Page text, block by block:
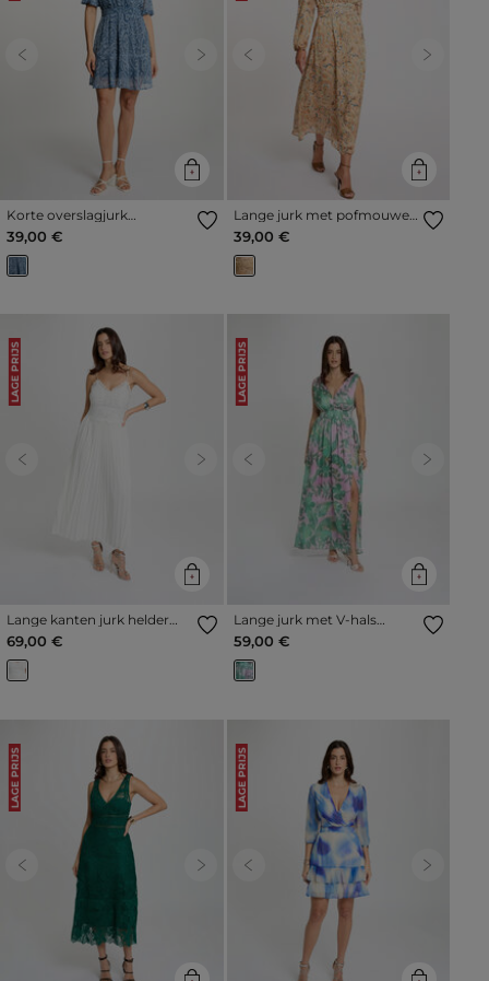
Previous Next
Korte overslagjurk
meerkleurig vrouw
39,00 €
Previous Next
Lange jurk met pofmouwen
meerkleurig vrouw
39,00 €
LAGE PRIJS
Previous Next
Lange kanten jurk helder
wit vrouw
69,00 €
LAGE PRIJS
Previous Next
Lange jurk met V-hals
meerkleurig vrouw
59,00 €
LAGE PRIJS
Previous Next
LAGE PRIJS
Previous Next